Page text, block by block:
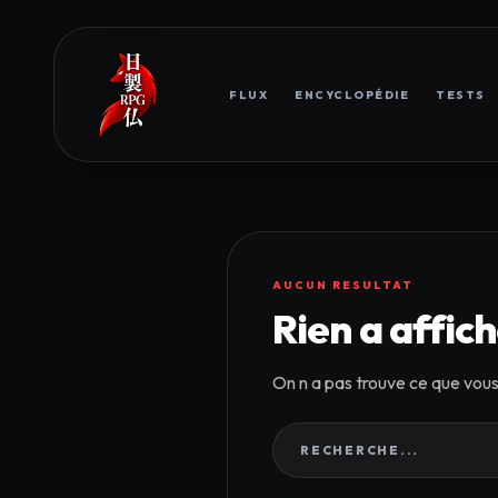
FLUX ENCYCLOPÉDIE TESTS
AUCUN RESULTAT
Rien a
On n a pas trouve ce que